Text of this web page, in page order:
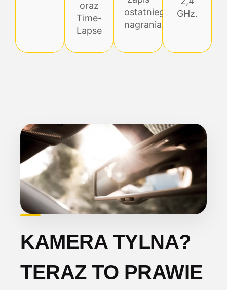
oraz
Time-
Lapse
ostatniego
nagrania.
GHz.
KAMERA TYLNA?
TERAZ TO PRAWIE